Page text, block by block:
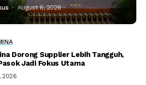
August 8, 2026
Dorong Supplier Lebih Tangguh,
Jadi Fokus Utama
2026